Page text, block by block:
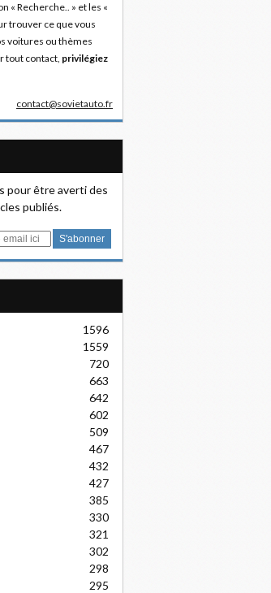
« Recherche.. » et les «
trouver ce que vous
voitures ou thèmes
tout contact, privilégiez
contact@sovietauto.fr
pour être averti des
publiés.
1596
1559
720
663
642
602
509
467
432
427
385
330
321
302
298
295